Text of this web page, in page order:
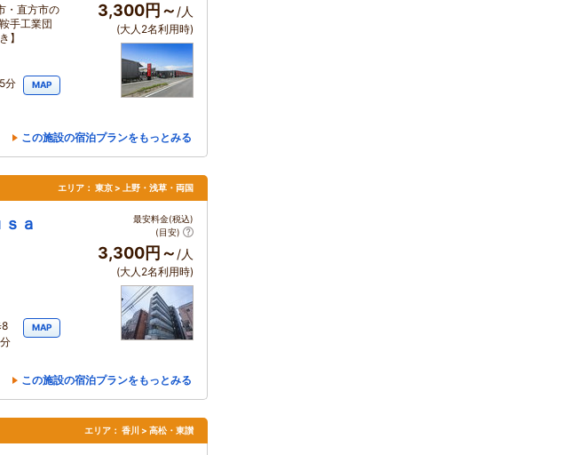
・直方市の
手工業団
】
分
MAP
3,300円～ /人
(大人2名利用時)
この施設の宿泊プランをもっとみる
エリア： 東京 > 上野・浅草・両国
ａ
8
MAP
最安料金(税込)
(目安)
3,300円～ /人
(大人2名利用時)
この施設の宿泊プランをもっとみる
エリア： 香川 > 高松・東讃